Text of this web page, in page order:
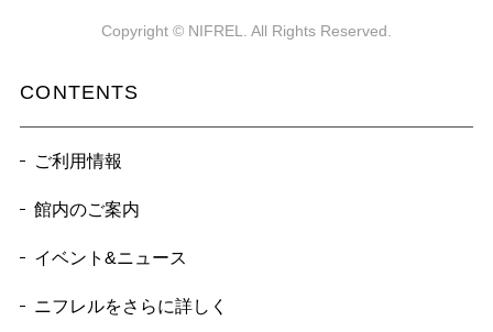
Copyright © NIFREL. All Rights Reserved.
CONTENTS
ご利用情報
館内のご案内
イベント&ニュース
ニフレルをさらに詳しく